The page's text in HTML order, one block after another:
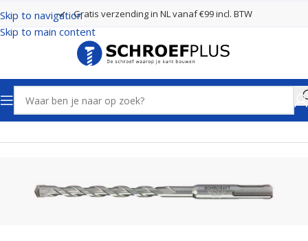
Skip to navigation
Skip to main content
Gratis verzending in NL vanaf €99 incl. BTW
Home Boren SDS Plus Boren 2 Snijders